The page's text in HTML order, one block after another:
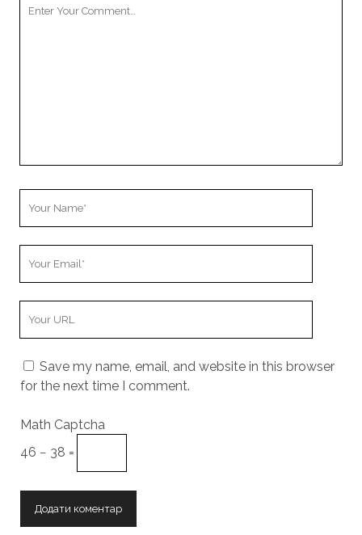
Save my name, email, and website in this browser
for the next time I comment.
Math Captcha
46 − 38 =